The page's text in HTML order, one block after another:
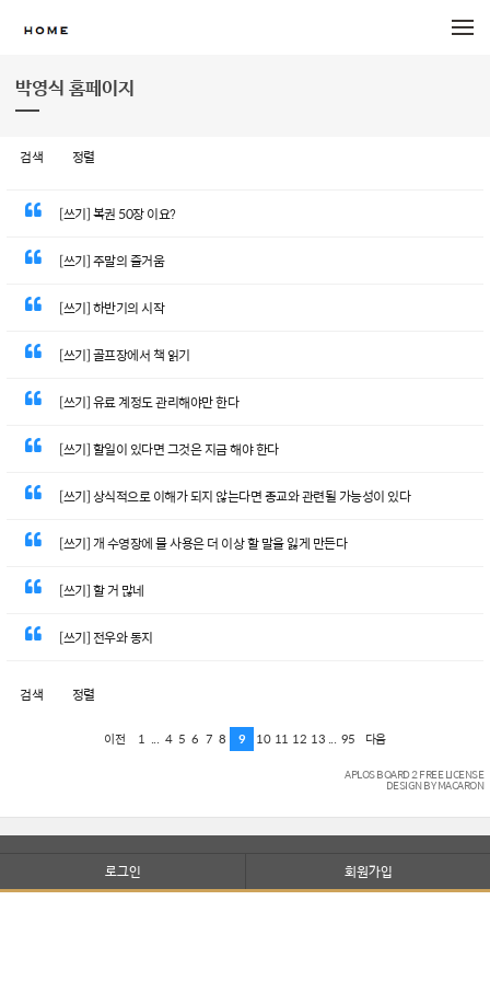
박영식 홈페이지
검색 정렬
[쓰기] 복권 50장 이요?
[쓰기] 주말의 즐거움
[쓰기] 하반기의 시작
[쓰기] 골프장에서 책 읽기
[쓰기] 유료 계정도 관리해야만 한다
[쓰기] 할일이 있다면 그것은 지금 해야 한다
[쓰기] 상식적으로 이해가 되지 않는다면 종교와 관련될 가능성이 있다
[쓰기] 개 수영장에 물 사용은 더 이상 할 말을 잃게 만든다
[쓰기] 할 거 많네
[쓰기] 전우와 동지
검색 정렬
이전 1 ... 4 5 6 7 8 9 10 11 12 13 ... 95 다음
APLOS BOARD 2 FREE LICENSE
DESIGN BY MACARON
로그인 회원가입